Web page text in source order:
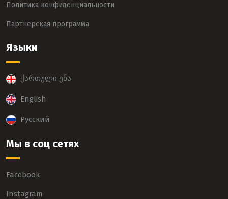
Политика конфиденциальности
Партнерская программа
Языки
ქართული ენა
English
Русский
Мы в соц сетях
Facebook
Instagram